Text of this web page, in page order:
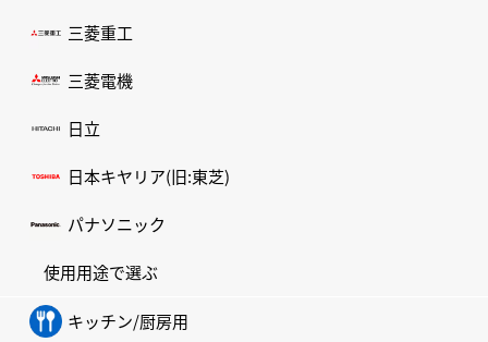
三菱重工
三菱電機
日立
日本キヤリア(旧:東芝)
パナソニック
使用用途で選ぶ
キッチン/厨房用